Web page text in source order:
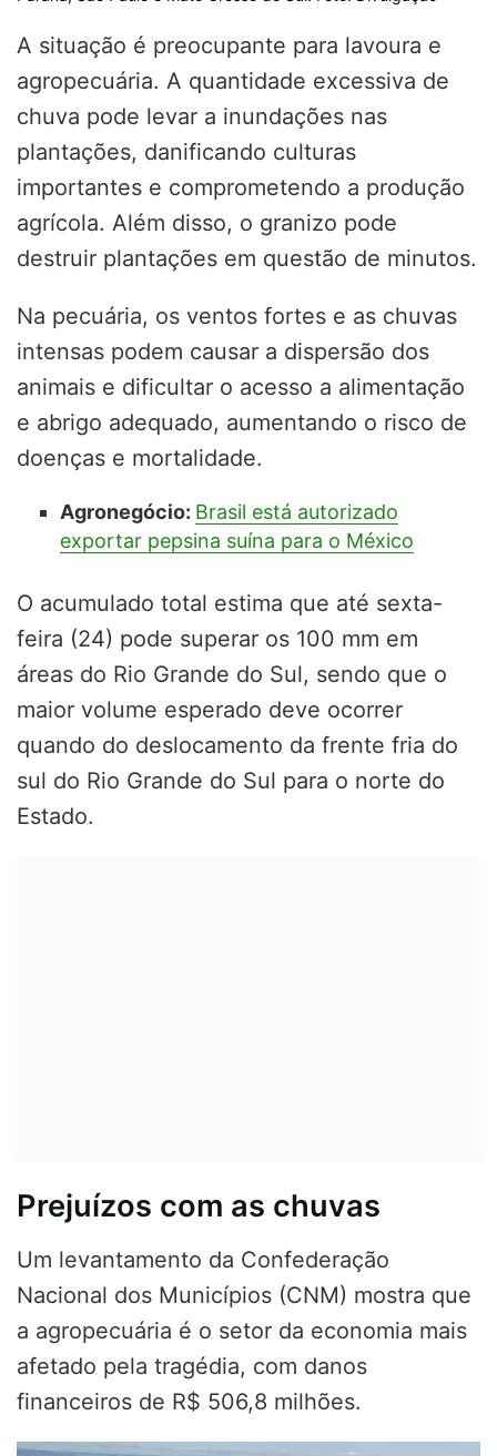
A situação é preocupante para lavoura e
agropecuária. A quantidade excessiva de
chuva pode levar a inundações nas
plantações, danificando culturas
importantes e comprometendo a produção
agrícola. Além disso, o granizo pode
destruir plantações em questão de minutos.
Na pecuária, os ventos fortes e as chuvas
intensas podem causar a dispersão dos
animais e dificultar o acesso a alimentação
e abrigo adequado, aumentando o risco de
doenças e mortalidade.
Agronegócio: Brasil está autorizado
exportar pepsina suína para o México
O acumulado total estima que até sexta-
feira (24) pode superar os 100 mm em
áreas do Rio Grande do Sul, sendo que o
maior volume esperado deve ocorrer
quando do deslocamento da frente fria do
sul do Rio Grande do Sul para o norte do
Estado.
Prejuízos com as chuvas
Um levantamento da Confederação
Nacional dos Municípios (CNM) mostra que
a agropecuária é o setor da economia mais
afetado pela tragédia, com danos
financeiros de R$ 506,8 milhões.